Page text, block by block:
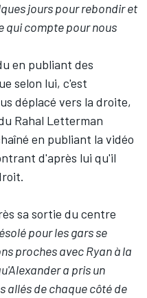
jours pour rebondir et
qui compte pour nous
en publiant des
selon lui, c'est
déplacé vers la droite,
Rahal Letterman
en publiant la vidéo
d'après lui qu'il
sa sortie du centre
pour les gars se
proches avec Ryan à la
a pris un
allés de chaque côté de